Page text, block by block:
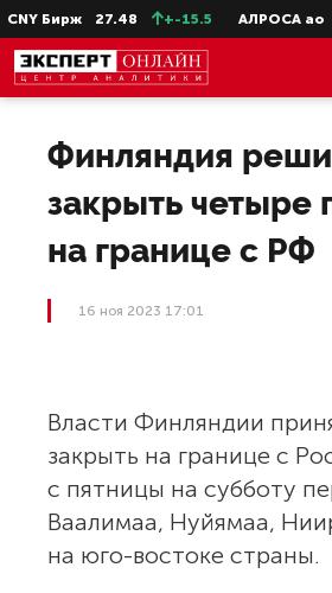
Бирж 27.48 +-15.5 АЛРОСА ао
Финляндия
закрыть четыре
на границе с РФ
16 ноя 2023 17:01
Власти Финляндии
закрыть на границе с
с пятницы на субботу
Ваалимаа, Нуйямаа,
на юго-востоке страны.